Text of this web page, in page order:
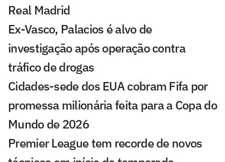
Real Madrid
Ex-Vasco, Palacios é alvo de
investigação após operação contra
tráfico de drogas
Cidades-sede dos EUA cobram Fifa por
promessa milionária feita para a Copa do
Mundo de 2026
Premier League tem recorde de novos